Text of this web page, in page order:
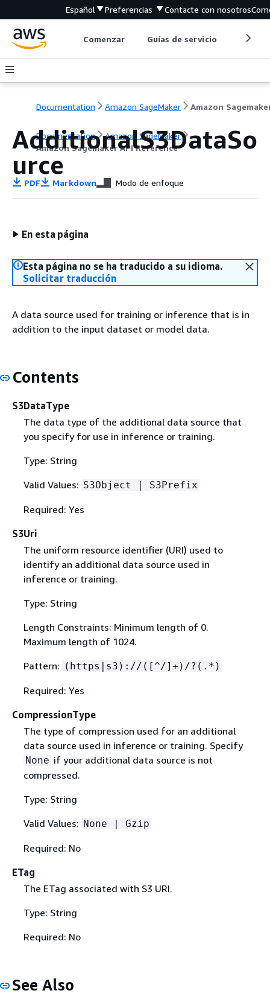
Español Preferencias Contacte con nosotros
Comenzar Guías de servicio
Documentation Amazon SageMaker
Documentation
Amazon SageMaker
Amazon Sagemaker API Reference
AdditionalS3DataSo
urce
PDF Markdown Modo de enfoque
En esta página
Esta página no se ha traducido a su idioma.
Solicitar traducción
A data source used for training or inference that is in
addition to the input dataset or model data.
Contents
S3DataType
The data type of the additional data source that
you specify for use in inference or training.
Type: String
Valid Values: S3Object | S3Prefix
Required: Yes
S3Uri
The uniform resource identifier (URI) used to
identify an additional data source used in
inference or training.
Type: String
Length Constraints: Minimum length of 0.
Maximum length of 1024.
Pattern: (https|s3)://([^/]+)/?(.*)
Required: Yes
CompressionType
The type of compression used for an additional
data source used in inference or training. Specify
None if your additional data source is not
compressed.
Type: String
Valid Values: None | Gzip
Required: No
ETag
The ETag associated with S3 URI.
Type: String
Required: No
See Also